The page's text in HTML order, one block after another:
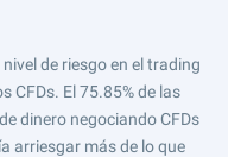
de riesgo en el trading
CFDs. El 75.85% de las
dinero negociando CFDs
arriesgar más de lo que